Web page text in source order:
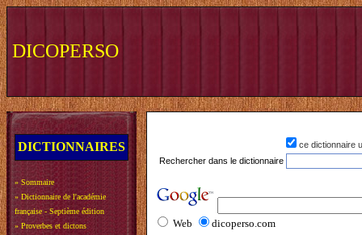
DICOPERSO
DICTIONNAIRES
» Sommaire
» Dictionnaire de l'académie
française - Septième édition
» Proverbes et dictons
ce dictionnaire
Rechercher dans le dictionnaire
Web dicoperso.com